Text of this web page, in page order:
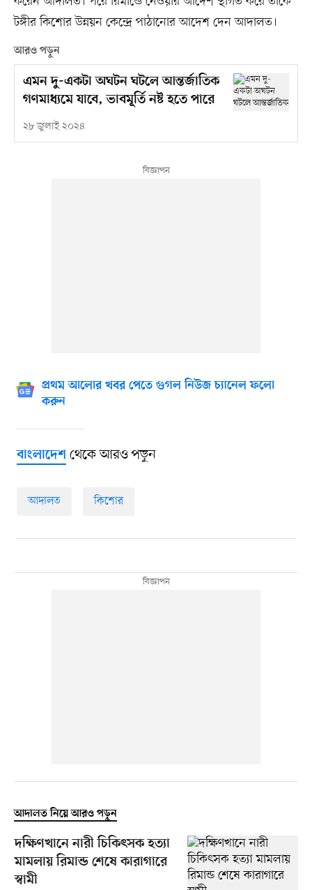
টঙ্গীর কিশোর উন্নয়ন কেন্দ্রে পাঠানোর আদেশ দেন আদালত।
আরও পড়ুন
এমন দু-একটা অঘটন ঘটলে আন্তর্জাতিক
গণমাধ্যমে যাবে, ভাবমূর্তি নষ্ট হতে পারে
২৮ জুলাই ২০২৪
প্রথম আলোর খবর পেতে গুগল নিউজ চ্যানেল ফলো
করুন
বাংলাদেশথেকে আরও পড়ুন
আদালত কিশোর
আদালত নিয়ে আরও পড়ুন
দক্ষিণখানে নারী চিকিৎসক হত্যা
মামলায় রিমান্ড শেষে কারাগারে
স্বামী